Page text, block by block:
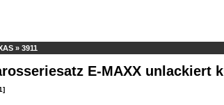
» 3911
E-MAXX unlackiert